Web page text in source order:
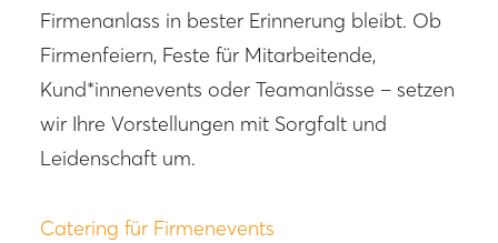
Firmenanlass in bester Erinnerung bleibt. Ob
Firmenfeiern, Feste für Mitarbeitende,
Kund*innenevents oder Teamanlässe – setzen
wir Ihre Vorstellungen mit Sorgfalt und
Leidenschaft um.
Catering für Firmenevents